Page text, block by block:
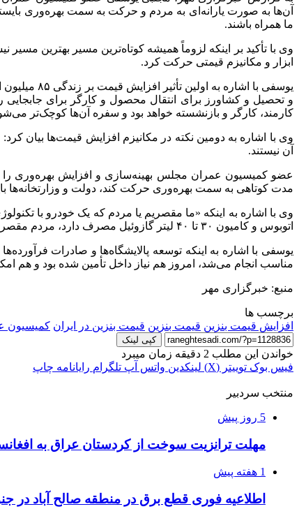
آن‌ها به صورت یارانه‌ای به مردم و حرکت به سمت بهره‌وری
ما همراه باشند.
وی با تأکید بر اینکه لزوماً همیشه کوتاه‌ترین مسیر بهترین
ابزار و مکانیزم قیمتی حرکت کرد.
و تحصیل و کشاورز برای انتقال محصول و کارگر برای جابجایی
کارمند، کارگر و بازنشسته خواهد بود و سفره آن‌ها کوچک‌تر
وی با اشاره به دومین نکته در مکانیزم افزایش قیمت‌ها
آن نیستند.
عضو کمیسیون عمران مجلس بهینه‌سازی و افزایش بهره‌وری را
مدت کوتاهی به سمت بهره‌وری حرکت کند، دولت و وزارتخانه‌ها
اتوبوس و کامیون ۳۰ تا ۴۰ لیتر گازوئیل مصرف دارد، مردم مقصر نیستند. در خرید بخاری و وسایل گرمایشی ساخت داخل نیز همین است؛ با مصرف چند برابر انرژی تنها یک برابر گرما تولید می‌کنند.
مناسب انجام می‌شد، امروز هم نیاز داخل تأمین شده بود و هم
منبع: خبرگزاری مهر
برچسب ها
افزایش قیمت بنزین قیمت بنزین قیمت بنزین در ایران کمیسیون
کپی لینک
خواندن این مطلب 2 دقیقه زمان میبرد
فیس بوک توییتر (X) لینکدین واتس آپ تلگرام رایانامه چاپ
منتخب سردبیر
5 روز پیش
مهلت ترانزیت سوخت از کردستان عراق به افغانستان تا ۲۲ مهر
1 هفته پیش
اطلاعیه فوری قطع برق در منطقه صالح آباد در